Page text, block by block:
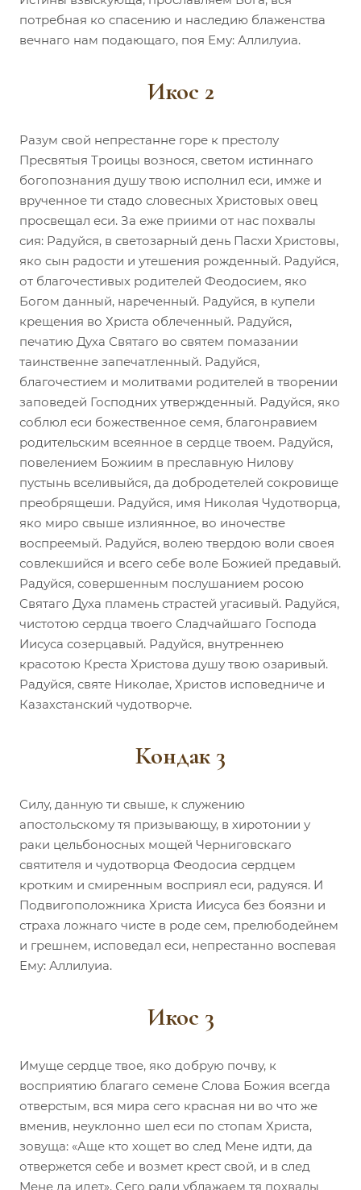
потребная ко спасению и наследию блаженства
вечнаго нам подающаго, поя Ему: Аллилуиа.
Икос 2
Разум свой непрестанне горе к престолу
Пресвятыя Троицы вознося, светом истиннаго
богопознания душу твою исполнил еси, имже и
врученное ти стадо словесных Христовых овец
просвещал еси. За еже приими от нас похвалы
сия: Радуйся, в светозарный день Пасхи Христовы,
яко сын радости и утешения рожденный. Радуйся,
от благочестивых родителей Феодосием, яко
Богом данный, нареченный. Радуйся, в купели
крещения во Христа облеченный. Радуйся,
печатию Духа Святаго во святем помазании
таинственне запечатленный. Радуйся,
благочестием и молитвами родителей в творении
заповедей Господних утвержденный. Радуйся, яко
соблюл еси божественное семя, благонравием
родительским всеянное в сердце твоем. Радуйся,
повелением Божиим в преславную Нилову
пустынь вселивыйся, да добродетелей сокровище
преобрящеши. Радуйся, имя Николая Чудотворца,
яко миро свыше излиянное, во иночестве
воспреемый. Радуйся, волею твердою воли своея
совлекшийся и всего себе воле Божией предавый.
Радуйся, совершенным послушанием росою
Святаго Духа пламень страстей угасивый. Радуйся,
чистотою сердца твоего Сладчайшаго Господа
Иисуса созерцавый. Радуйся, внутреннею
красотою Креста Христова душу твою озаривый.
Радуйся, святе Николае, Христов исповедниче и
Казахстанский чудотворче.
Кондак 3
Силу, данную ти свыше, к служению
апостольскому тя призывающу, в хиротонии у
раки цельбоносных мощей Черниговскаго
святителя и чудотворца Феодосиа сердцем
кротким и смиренным восприял еси, радуяся. И
Подвигоположника Христа Иисуса без боязни и
страха ложнаго чисте в роде сем, прелюбодейнем
и грешнем, исповедал еси, непрестанно воспевая
Ему: Аллилуиа.
Икос 3
Имуще сердце твое, яко добрую почву, к
восприятию благаго семене Слова Божия всегда
отверстым, вся мира сего красная ни во что же
вменив, неуклонно шел еси по стопам Христа,
зовуща: «Аще кто хощет во след Мене идти, да
отвержется себе и возмет крест свой, и в след
Мене да идет». Сего ради ублажаем тя похвалы